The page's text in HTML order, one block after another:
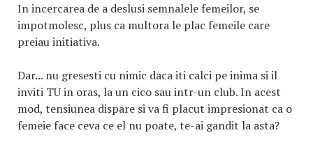
In incercarea de a deslusi semnalele femeilor, se
impotmolesc, plus ca multora le plac femeile care
preiau initiativa.
Dar... nu gresesti cu nimic daca iti calci pe inima si il
inviti TU in oras, la un cico sau intr-un club. In acest
mod, tensiunea dispare si va fi placut impresionat ca o
femeie face ceva ce el nu poate, te-ai gandit la asta?